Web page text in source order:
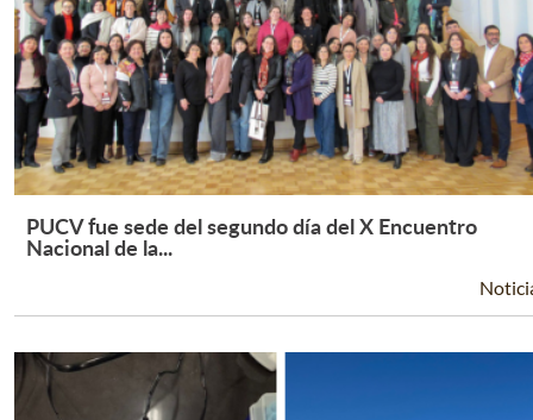
Leer Más +
PUCV fue sede del segundo día del X Encuentro
Nacional de la...